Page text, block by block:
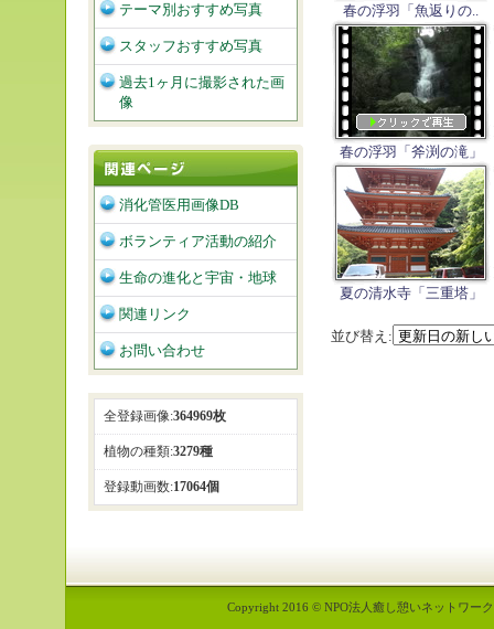
春の浮羽「魚返りの..
春の浮羽「斧渕の滝」
夏の清水寺「三重塔」
並び替え:
テーマ別おすすめ写真
スタッフおすすめ写真
過去1ヶ月に撮影された画
像
消化管医用画像DB
ボランティア活動の紹介
生命の進化と宇宙・地球
関連リンク
お問い合わせ
全登録画像:364969枚
植物の種類:3279種
登録動画数:17064個
Copyright 2016 © NPO法人癒し憩いネットワー